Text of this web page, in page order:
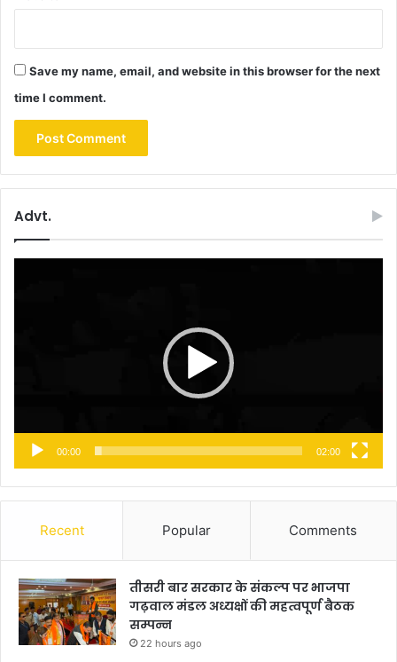
Save my name, email, and website in this browser for the next
time I comment.
Advt.
00:00 02:00
Recent Popular Comments
तीसरी बार सरकार के संकल्प पर भाजपा
गढ़वाल मंडल अध्यक्षों की महत्वपूर्ण बैठक
सम्पन्न
22 hours ago